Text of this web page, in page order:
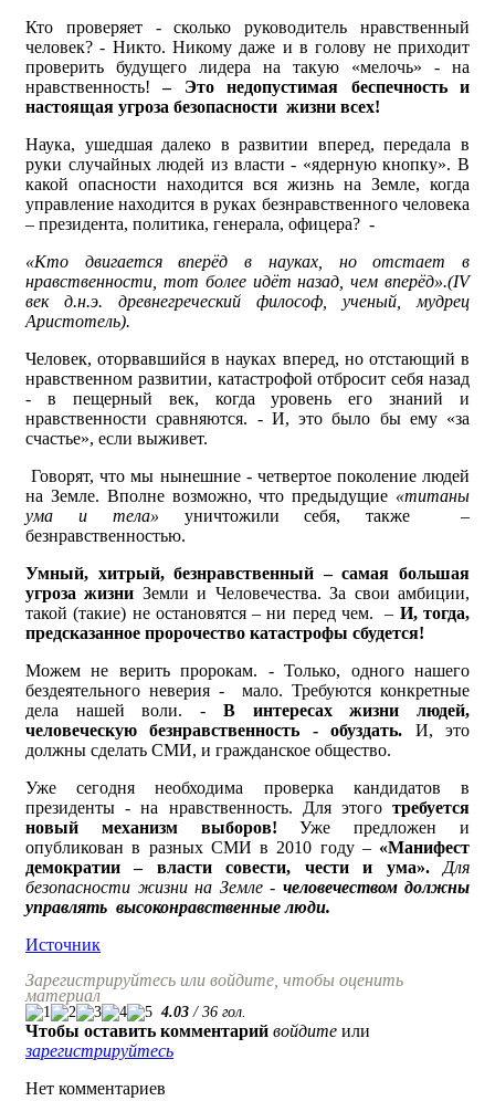
Кто проверяет - сколько руководитель нравственный
человек? - Никто. Никому даже и в голову не приходит
проверить будущего лидера на такую «мелочь» - на
нравственность!– Это недопустимая беспечность и
настоящая угроза безопасности жизни всех!
Наука, ушедшая далеко в развитии вперед, передала в
руки случайных людей из власти - «ядерную кнопку». В
какой опасности находится вся жизнь на Земле, когда
управление находится в руках безнравственного человека
– президента, политика, генерала, офицера? -
«Кто двигается вперёд в науках, но отстает в
нравственности, тот более идёт назад, чем вперёд».(IV
век д.н.э. древнегреческий философ, ученый, мудрец
Аристотель).
Человек, оторвавшийся в науках вперед, но отстающий в
нравственном развитии, катастрофой отбросит себя назад
- в пещерный век, когда уровень его знаний и
нравственности сравняются. - И, это было бы ему «за
счастье», если выживет.
Говорят, что мы нынешние - четвертое поколение людей
на Земле. Вполне возможно, что предыдущие «титаны
ума и тела» уничтожили себя, также –
безнравственностью.
Умный, хитрый, безнравственный – самая большая
угроза жизни Земли и Человечества. За свои амбиции,
такой (такие) не остановятся – ни перед чем. – И, тогда,
предсказанное пророчество катастрофы сбудется!
Можем не верить пророкам. - Только, одного нашего
бездеятельного неверия - мало. Требуются конкретные
дела нашей воли. - В интересах жизни людей,
человеческую безнравственность - обуздать. И, это
должны сделать СМИ, и гражданское общество.
Уже сегодня необходима проверка кандидатов в
президенты - на нравственность. Для этого требуется
новый механизм выборов! Уже предложен и
опубликован в разных СМИ в 2010 году – «Манифест
демократии – власти совести, чести и ума».
Для
безопасности жизни на Земле - человечеством должны
управлять высоконравственные люди.
Источник
Зарегистрируйтесь или войдите, чтобы оценить
материал
4.03 / 36 гол.
Чтобы оставить комментарий войдите или
зарегистрируйтесь
Нет комментариев